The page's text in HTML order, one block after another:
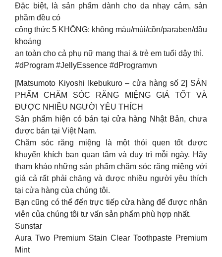
Đặc biệt, là sản phẩm dành cho da nhạy cảm, sản
phầm đều có
công thức 5 KHÔNG: không màu/mùi/cồn/paraben/dầu
khoáng
an toàn cho cả phụ nữ mang thai & trẻ em tuổi dậy thì.
#dProgram #JellyEssence #dProgramvn
[Matsumoto Kiyoshi Ikebukuro – cửa hàng số 2] SẢN
PHẨM CHĂM SÓC RĂNG MIỆNG GIÁ TỐT VÀ
ĐƯỢC NHIỀU NGƯỜI YÊU THÍCH
Sản phẩm hiện có bán tại cửa hàng Nhật Bản, chưa
được bán tại Việt Nam.
Chăm sóc răng miệng là một thói quen tốt được
khuyến khích bạn quan tâm và duy trì mỗi ngày. Hãy
tham khảo những sản phẩm chăm sóc răng miệng với
giá cả rất phải chăng và được nhiều người yêu thích
tại cửa hàng của chúng tôi.
Bạn cũng có thể đến trực tiếp cửa hàng để được nhân
viên của chúng tôi tư vấn sản phẩm phù hợp nhất.
Sunstar
Aura Two Premium Stain Clear Toothpaste Premium
Mint